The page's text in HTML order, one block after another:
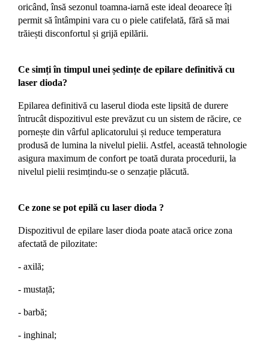
oricând, însă sezonul toamna-iarnă este ideal deoarece îți
permit să întâmpini vara cu o piele catifelată, fără să mai
trăiești disconfortul și grijă epilării.
Ce simți în timpul unei ședințe de epilare definitivă cu
laser dioda?
Epilarea definitivă cu laserul dioda este lipsită de durere
întrucât dispozitivul este prevăzut cu un sistem de răcire, ce
pornește din vârful aplicatorului și reduce temperatura
produsă de lumina la nivelul pielii. Astfel, această tehnologie
asigura maximum de confort pe toată durata procedurii, la
nivelul pielii resimțindu-se o senzație plăcută.
Ce zone se pot epilă cu laser dioda ?
Dispozitivul de epilare laser dioda poate atacă orice zona
afectată de pilozitate:
- axilă;
- mustață;
- barbă;
- inghinal;